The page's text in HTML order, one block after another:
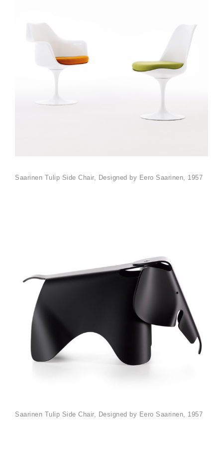
Saarinen Tulip Side Chair, Designed by Eero Saarinen, 1957
Saarinen Tulip Side Chair, Designed by Eero Saarinen, 1957